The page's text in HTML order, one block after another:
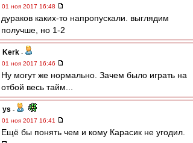
01 ноя 2017 16:48
дураков каких-то напропускали. выглядим
получше, но 1-2
Kerk -
01 ноя 2017 16:46
Ну могут же нормально. Зачем было играть на
отбой весь тайм...
ys -
01 ноя 2017 16:41
Ещё бы понять чем и кому Карасик не угодил.